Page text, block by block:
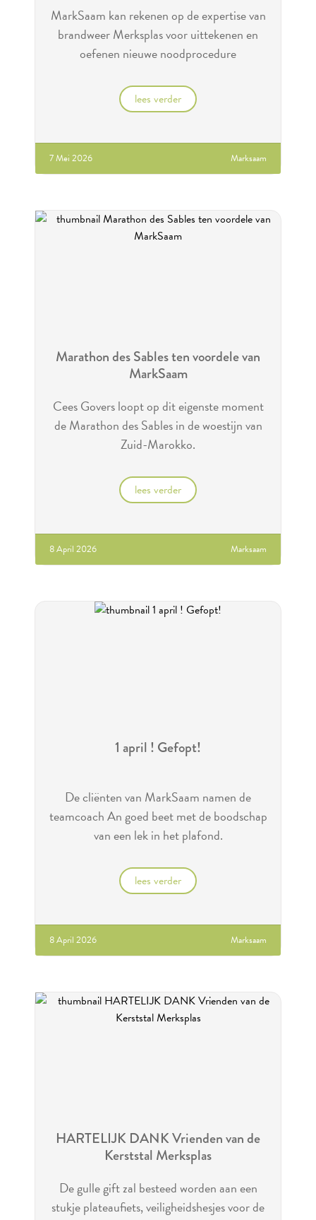
MarkSaam kan rekenen op de expertise van
brandweer Merksplas voor uittekenen en
oefenen nieuwe noodprocedure
lees verder
7 Mei 2026 Marksaam
Marathon des Sables ten voordele van
MarkSaam
Cees Govers loopt op dit eigenste moment
de Marathon des Sables in de woestijn van
Zuid-Marokko.
lees verder
8 April 2026 Marksaam
1 april ! Gefopt!
De cliënten van MarkSaam namen de
teamcoach An goed beet met de boodschap
van een lek in het plafond.
lees verder
8 April 2026 Marksaam
HARTELIJK DANK Vrienden van de
Kerststal Merksplas
De gulle gift zal besteed worden aan een
stukje plateaufiets, veiligheidshesjes voor de